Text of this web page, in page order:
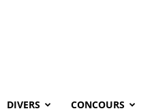
DIVERS CONCOURS